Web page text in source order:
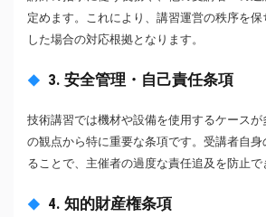
定めます。これにより、講習運営の秩序を
した場合の対応根拠となります。
3. 安全管理・自己責任条項
技術講習では機材や設備を使用するケース
の観点から特に重要な条項です。受講者自
ることで、主催者の過度な責任追及を防止で
4. 知的財産権条項